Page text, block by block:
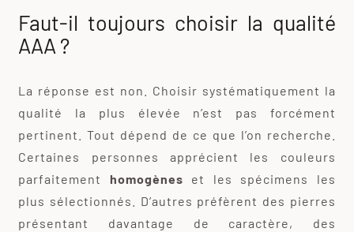
Faut-il toujours choisir la qualité
AAA ?
La réponse est non. Choisir systématiquement la
qualité la plus élevée n’est pas forcément
pertinent. Tout dépend de ce que l’on recherche.
Certaines personnes apprécient les couleurs
parfaitement homogènes et les spécimens les
plus sélectionnés. D’autres préfèrent des pierres
présentant davantage de caractère, des